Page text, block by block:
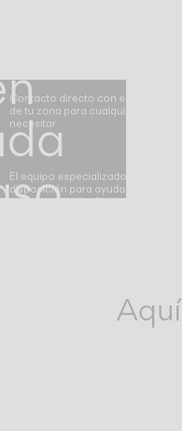
Contacto directo con el
de tu zona para cualquier
necesitar
El equipo especializado de Vibia
disposición para ayudarte a crear
completo de diseño de ambientes